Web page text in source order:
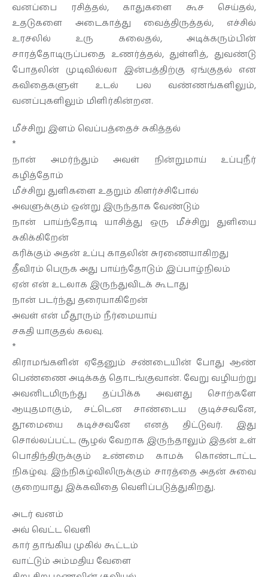
வனப்பை ரசித்தல், காதுகளை கூச செய்தல்,
உதடுகளை அடைகாத்து வைத்திருத்தல், எச்சில்
உரசலில் உரு கலைதல், அடிக்கரும்பின்
சாரத்தோடிருப்பதை உணர்த்தல், துள்ளித், துவண்டு
போதலின் முடிவில்லா இன்பத்திற்கு ஏங்குதல் என
கவிதைகளுள் உடல் பல வண்ணங்களிலும்,
வனப்புகளிலும் மிளிர்கின்றன.
மீச்சிறு இளம் வெப்பத்தைச் சுகித்தல்
*
நான் அமர்ந்தும் அவள் நின்றுமாய் உப்புநீர்
கழித்தோம்
மீச்சிறு துளிகளை உதறும் கிளர்ச்சிபோல்
அவளுக்கும் ஒன்று இருந்தாக வேண்டும்
நான் பாய்ந்தோடி யாசித்து ஒரு மீச்சிறு துளியை
சுகிக்கிறேன்
கரிக்கும் அதன் உப்பு காதலின் சுரணையாகிறது
தீவிரம் பெருக அது பாய்ந்தோடும் இப்பாழ்நிலம்
ஏன் என் உடலாக இருந்துவிடக் கூடாது
நான் படர்ந்து தரையாகிறேன்
அவள் என் மீதூரும் நீர்மையாய்
சகதி யாகுதல் கலவு.
*
கிராமங்களின் ஏதேனும் சண்டையின் போது ஆண்
பெண்ணை அடிக்கத் தொடங்குவான். வேறு வழியற்று
அவனிடமிருந்து தப்பிக்க அவளது சொற்களே
ஆயுதமாகும், சட்டென சாண்டைய குடிச்சவனே,
தூமையை கடிச்சவனே எனத் திட்டுவர். இது
சொல்லப்பட்ட சூழல் வேறாக இருந்தாலும் இதன் உள்
பொதிந்திருக்கும் உண்மை காமக் கொண்டாட்ட
நிகழ்வு. இந்நிகழ்விலிருக்கும் சாரத்தை அதன் சுவை
குறையாது இக்கவிதை வெளிப்படுத்துகிறது.
அடர் வனம்
அவ் வெட்ட வெளி
கார் தாங்கிய முகில் கூட்டம்
வாட்டும் அம்மதிய வேளை